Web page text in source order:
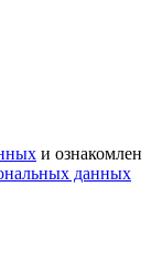
и ознакомлен
данных